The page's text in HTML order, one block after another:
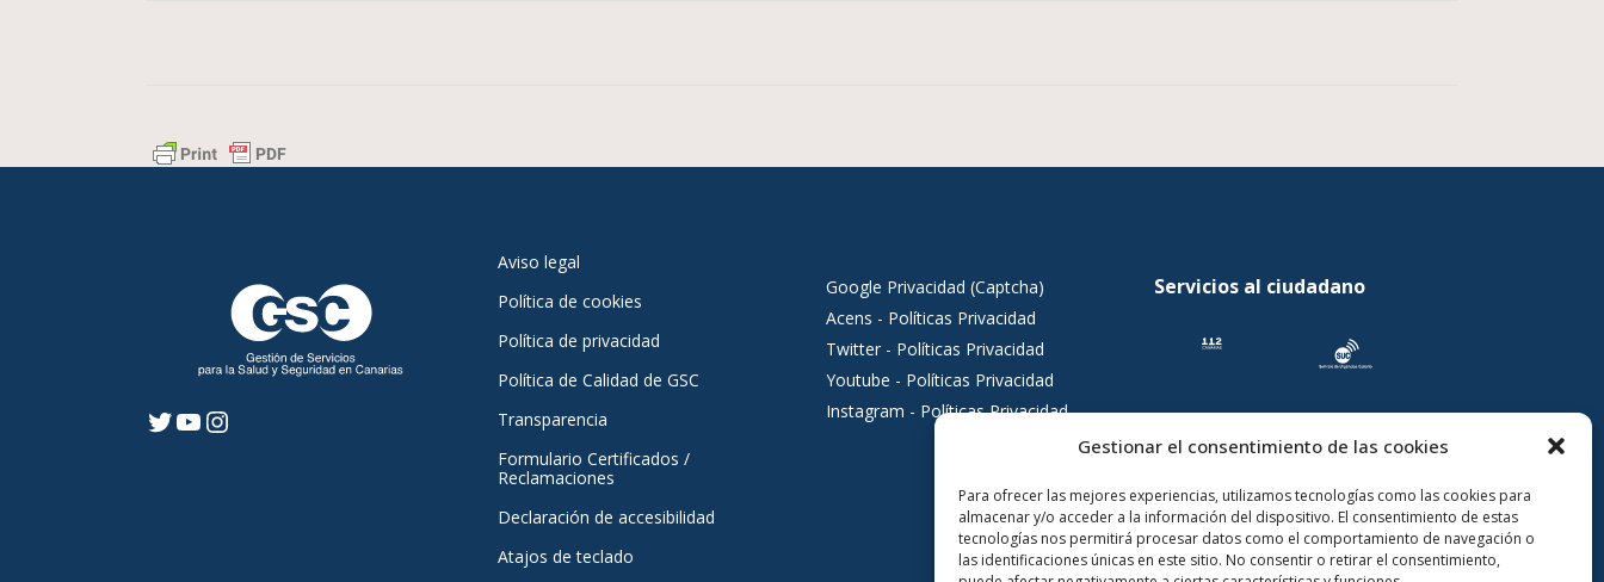
Gestionar el consentimiento de las cookies
Para ofrecer las mejores experiencias, utilizamos tecnologías como las cookies para
almacenar y/o acceder a la información del dispositivo. El consentimiento de estas
tecnologías nos permitirá procesar datos como el comportamiento de navegación o
las identificaciones únicas en este sitio. No consentir o retirar el consentimiento,
Twitter
YouTube
Instagram
Aviso legal
Política de cookies
Política de privacidad
Política de Calidad de GSC
Transparencia
Formulario Certificados /
Reclamaciones
Declaración de accesibilidad
Atajos de teclado
Google Privacidad (Captcha)
Acens - Políticas Privacidad
Twitter - Políticas Privacidad
Youtube - Políticas Privacidad
Instagram - Políticas Privacidad
Servicios al ciudadano